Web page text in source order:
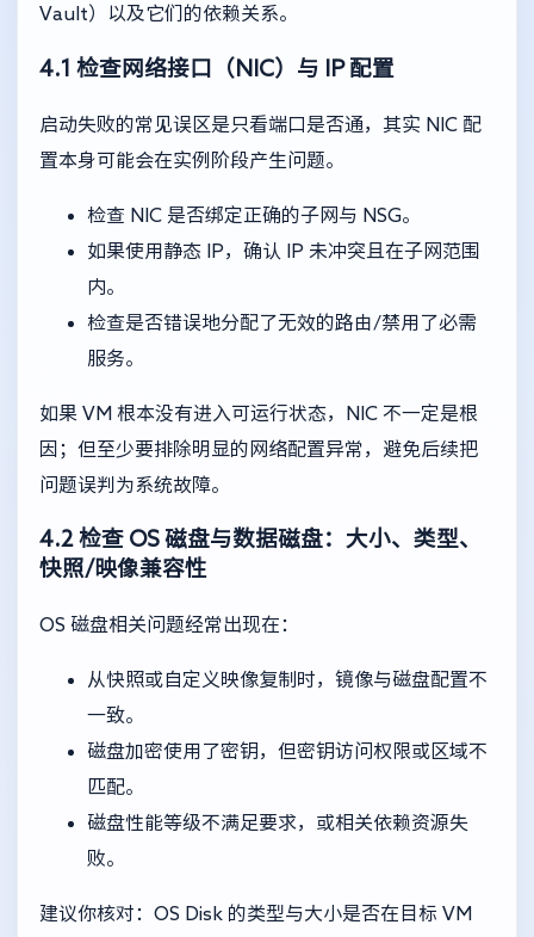
Vault）以及它们的依赖关系。
4.1 检查网络接口（NIC）与 IP 配置
启动失败的常见误区是只看端口是否通，其实 NIC 配
置本身可能会在实例阶段产生问题。
检查 NIC 是否绑定正确的子网与 NSG。
如果使用静态 IP，确认 IP 未冲突且在子网范围
内。
检查是否错误地分配了无效的路由/禁用了必需
服务。
如果 VM 根本没有进入可运行状态，NIC 不一定是根
因；但至少要排除明显的网络配置异常，避免后续把
问题误判为系统故障。
4.2 检查 OS 磁盘与数据磁盘：大小、类型、
快照/映像兼容性
OS 磁盘相关问题经常出现在：
从快照或自定义映像复制时，镜像与磁盘配置不
一致。
磁盘加密使用了密钥，但密钥访问权限或区域不
匹配。
磁盘性能等级不满足要求，或相关依赖资源失
败。
建议你核对：OS Disk 的类型与大小是否在目标 VM